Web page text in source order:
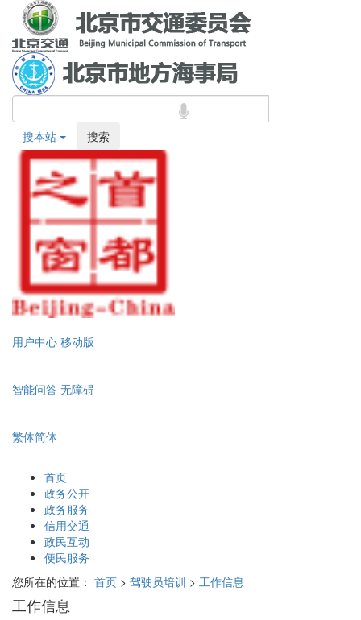
搜本站 搜索
用户中心 移动版
智能问答 无障碍
繁体简体
首页
政务公开
政务服务
信用交通
政民互动
便民服务
您所在的位置： 首页 > 驾驶员培训 > 工作信息
工作信息